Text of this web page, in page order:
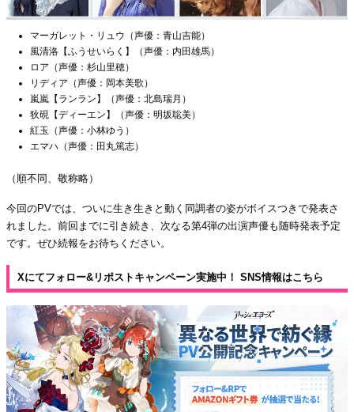
マーガレット・リュウ（声優：青山吉能）
風清洛【ふうせいらく】（声優：内田雄馬）
ロア（声優：杉山里穂）
リディア（声優：岡本美歌）
嵐嵐【ランラン】（声優：北島瑞月）
狄硯【ディーエン】（声優：明坂聡美）
紅玉（声優：小林ゆう）
エマハ（声優：田丸篤志）
（順不同、敬称略）
今回のPVでは、ついに生き生きと動く同調者の姿がボイスつきで発表さ
れました。前回までに引き続き、次なる第4弾の出演声優も随時発表予定
です。ぜひ続報をお待ちください。
Xにてフォロー&リポストキャンペーン実施中！ SNS情報はこちら